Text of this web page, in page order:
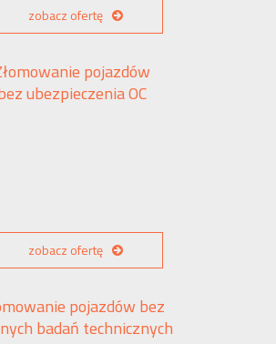
zobacz ofertę
pojazdów
ubezpieczenia OC
zobacz ofertę
pojazdów bez
badań technicznych